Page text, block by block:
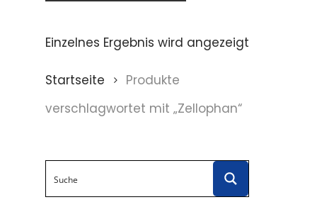
Einzelnes Ergebnis wird angezeigt
Startseite
Produkte
verschlagwortet mit „Zellophan“